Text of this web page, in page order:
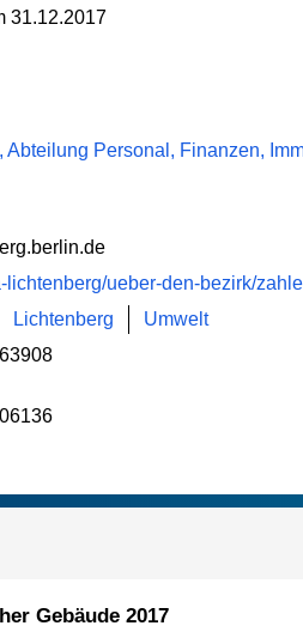
31.12.2017
Abteilung Personal, Finanzen,
lichtenberg/ueber-den-bezirk/
Lichtenberg
Umwelt
Gebäude 2017